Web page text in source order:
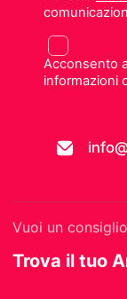
Acconsento
informazioni
Vuoi un
Trova il tuo